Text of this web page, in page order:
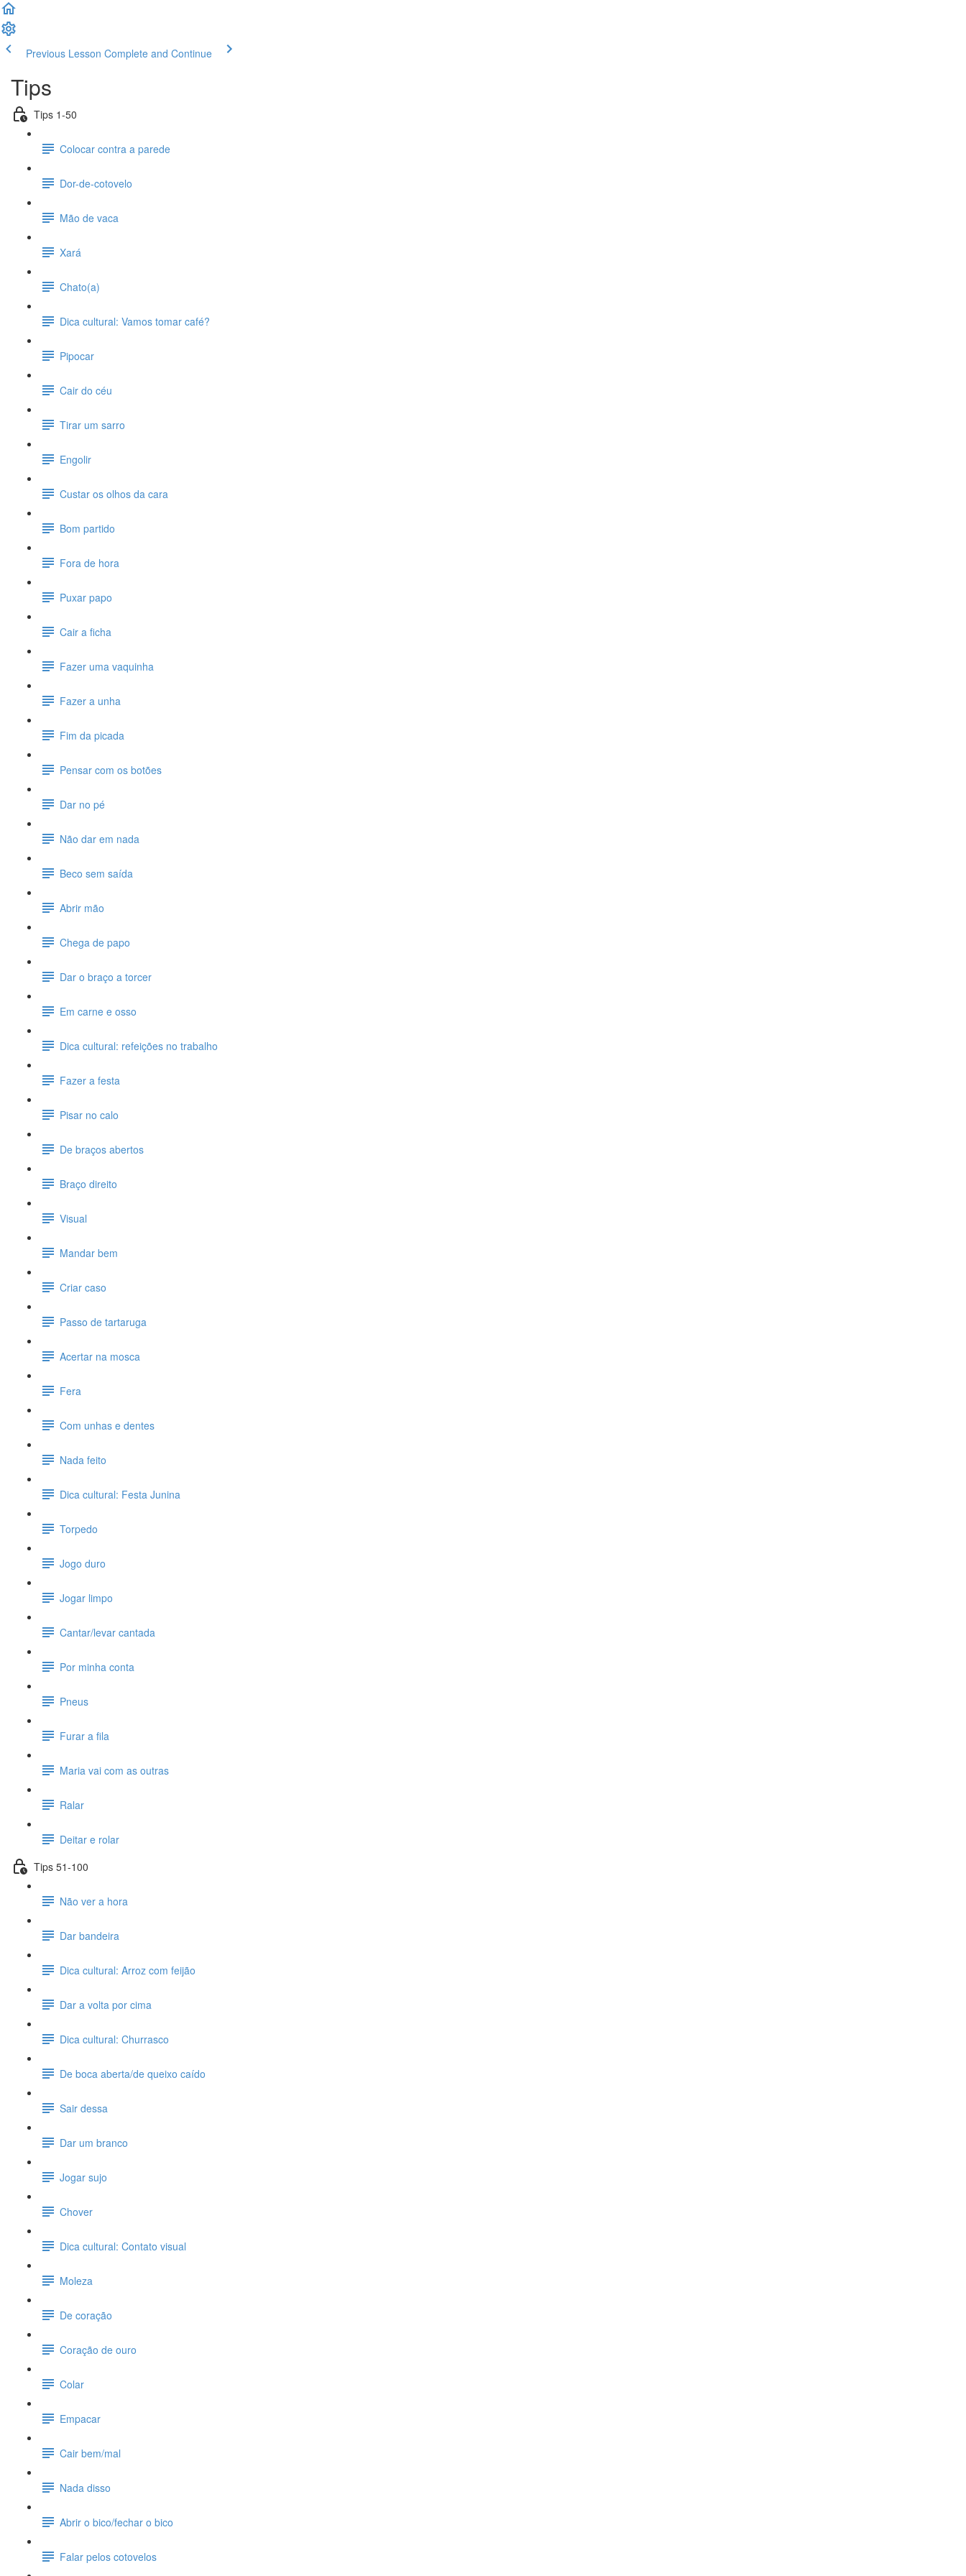
Previous Lesson Complete and Continue
Tips
Tips 1-50
Colocar contra a parede
Dor-de-cotovelo
Mão de vaca
Xará
Chato(a)
Dica cultural: Vamos tomar café?
Pipocar
Cair do céu
Tirar um sarro
Engolir
Custar os olhos da cara
Bom partido
Fora de hora
Puxar papo
Cair a ficha
Fazer uma vaquinha
Fazer a unha
Fim da picada
Pensar com os botões
Dar no pé
Não dar em nada
Beco sem saída
Abrir mão
Chega de papo
Dar o braço a torcer
Em carne e osso
Dica cultural: refeições no trabalho
Fazer a festa
Pisar no calo
De braços abertos
Braço direito
Visual
Mandar bem
Criar caso
Passo de tartaruga
Acertar na mosca
Fera
Com unhas e dentes
Nada feito
Dica cultural: Festa Junina
Torpedo
Jogo duro
Jogar limpo
Cantar/levar cantada
Por minha conta
Pneus
Furar a fila
Maria vai com as outras
Ralar
Deitar e rolar
Tips 51-100
Não ver a hora
Dar bandeira
Dica cultural: Arroz com feijão
Dar a volta por cima
Dica cultural: Churrasco
De boca aberta/de queixo caído
Sair dessa
Dar um branco
Jogar sujo
Chover
Dica cultural: Contato visual
Moleza
De coração
Coração de ouro
Colar
Empacar
Cair bem/mal
Nada disso
Abrir o bico/fechar o bico
Falar pelos cotovelos